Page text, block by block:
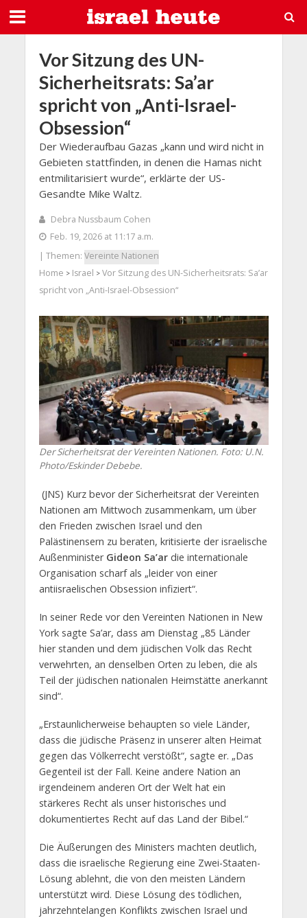
Vor Sitzung des UN-
Sicherheitsrats: Sa’ar
spricht von „Anti-Israel-
Obsession“
Der Wiederaufbau Gazas „kann und wird nicht in
Gebieten stattfinden, in denen die Hamas nicht
entmilitarisiert wurde“, erklärte der US-
Gesandte Mike Waltz.
Debra Nussbaum Cohen
Feb. 19, 2026 at 11:17 a.m.
| Themen: Vereinte Nationen
Home > Israel > Vor Sitzung des UN-Sicherheitsrats: Sa’ar
spricht von „Anti-Israel-Obsession“
Der Sicherheitsrat der Vereinten Nationen. Foto: U.N.
Photo/Eskinder Debebe.
(JNS) Kurz bevor der Sicherheitsrat der Vereinten
Nationen am Mittwoch zusammenkam, um über
den Frieden zwischen Israel und den
Palästinensern zu beraten, kritisierte der israelische
Außenminister Gideon Sa’ardie internationale
Organisation scharf als „leider von einer
antiisraelischen Obsession infiziert“.
In seiner Rede vor den Vereinten Nationen in New
York sagte Sa’ar, dass am Dienstag „85 Länder
hier standen und dem jüdischen Volk das Recht
verwehrten, an denselben Orten zu leben, die als
Teil der jüdischen nationalen Heimstätte anerkannt
sind“.
„Erstaunlicherweise behaupten so viele Länder,
dass die jüdische Präsenz in unserer alten Heimat
gegen das Völkerrecht verstößt“, sagte er. „Das
Gegenteil ist der Fall. Keine andere Nation an
irgendeinem anderen Ort der Welt hat ein
stärkeres Recht als unser historisches und
dokumentiertes Recht auf das Land der Bibel.“
Die Äußerungen des Ministers machten deutlich,
dass die israelische Regierung eine Zwei-Staaten-
Lösung ablehnt, die von den meisten Ländern
unterstützt wird. Diese Lösung des tödlichen,
jahrzehntelangen Konflikts zwischen Israel und